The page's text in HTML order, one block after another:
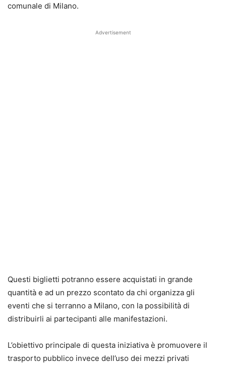
comunale di Milano.
Advertisement
Questi biglietti potranno essere acquistati in grande
quantità e ad un prezzo scontato da chi organizza gli
eventi che si terranno a Milano, con la possibilità di
distribuirli ai partecipanti alle manifestazioni.
L’obiettivo principale di questa iniziativa è promuovere il
trasporto pubblico invece dell’uso dei mezzi privati